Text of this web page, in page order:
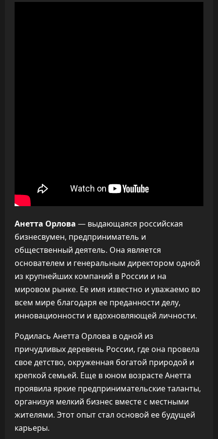
Анетта Орлова — выдающаяся российская
бизнесвумен, предприниматель и
общественный деятель. Она является
основателем и генеральным директором одной
из крупнейших компаний в России и на
мировом рынке. Ее имя известно и уважаемо во
всем мире благодаря ее преданности делу,
инновационности и вдохновляющей личности.
Родилась Анетта Орлова в одной из
причудливых деревень России, где она провела
свое детство, окруженная богатой природой и
крепкой семьей. Еще в юном возрасте Анетта
проявила яркие предпринимательские таланты,
организуя мелкий бизнес вместе с местными
жителями. Этот опыт стал основой ее будущей
карьеры.